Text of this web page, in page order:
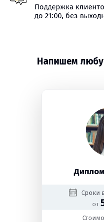
Поддержка
до 21:00, без
Напишем
Сроки
от